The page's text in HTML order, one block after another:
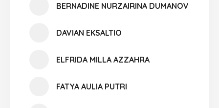
BERNADINE NURZAIRINA DUMANOV
DAVIAN EKSALTIO
ELFRIDA MILLA AZZAHRA
FATYA AULIA PUTRI